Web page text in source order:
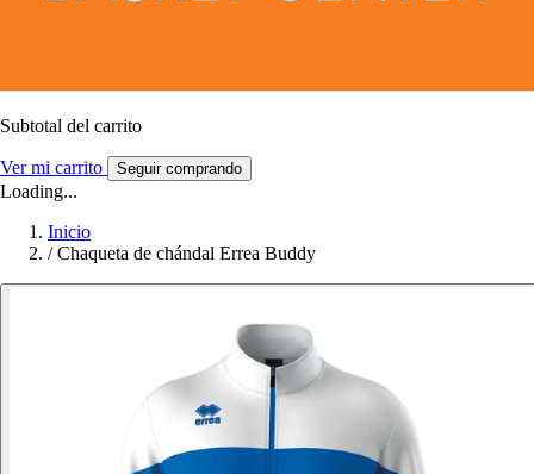
Subtotal del carrito
Ver mi carrito Seguir comprando
Loading...
Inicio
/ Chaqueta de chándal Errea Buddy